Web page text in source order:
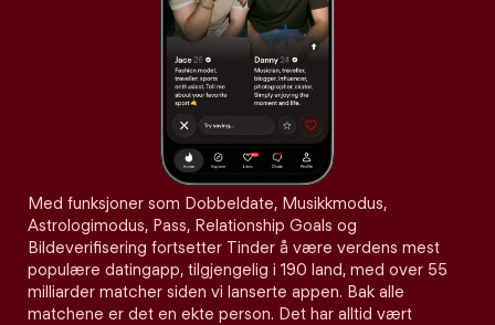
Med funksjoner som Dobbeldate, Musikkmodus,
Astrologimodus, Pass, Relationship Goals og
Bildeverifisering fortsetter Tinder å være verdens mest
populære datingapp, tilgjengelig i 190 land, med over 55
milliarder matcher siden vi lanserte appen. Bak alle
matchene er det en ekte person. Det har alltid vært